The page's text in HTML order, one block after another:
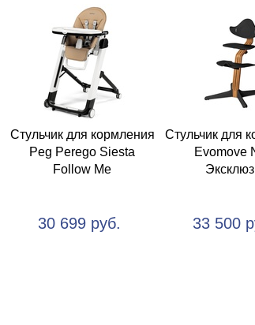
Стульчик для кормления
Peg Perego Siesta
Follow Me
30 699 руб.
Стульчик для
Evomove
33 500